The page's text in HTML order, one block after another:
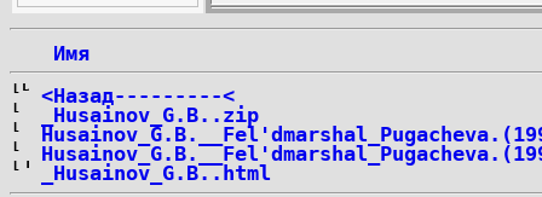
Имя
<Назад---------<
_Husainov_G.B..zip
_Husainov_G.B..html